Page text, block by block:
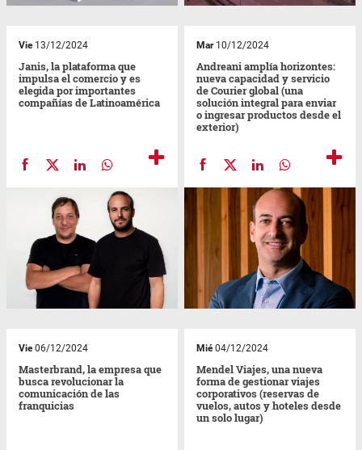
Vie13/12/2024
Janis, la plataforma que
impulsa el comercio y es
elegida por importantes
compañías de Latinoamérica
Mar10/12/2024
Andreani amplía horizontes:
nueva capacidad y servicio
de Courier global (una
solución integral para enviar
o ingresar productos desde el
exterior)
Vie06/12/2024
Masterbrand, la empresa que
busca revolucionar la
comunicación de las
franquicias
Mié04/12/2024
Mendel Viajes, una nueva
forma de gestionar viajes
corporativos (reservas de
vuelos, autos y hoteles desde
un solo lugar)